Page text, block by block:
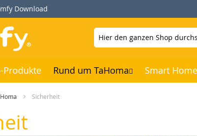
Download
Produkte Rund um TaHoma Smart Home
Sicherheit